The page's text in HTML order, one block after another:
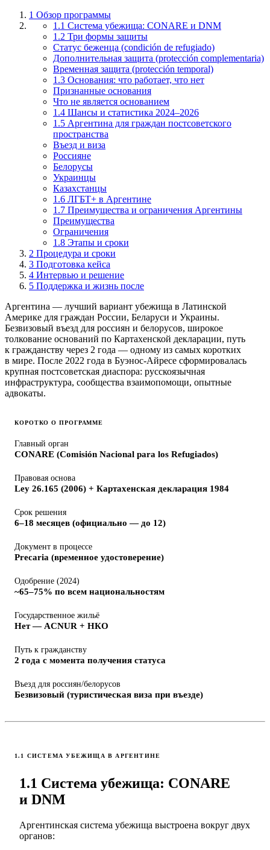
1 Обзор программы
1.1 Система убежища: CONARE и DNM
1.2 Три формы защиты
Статус беженца (condición de refugiado)
Дополнительная защита (protección complementaria)
Временная защита (protección temporal)
1.3 Основания: что работает, что нет
Признанные основания
Что не является основанием
1.4 Шансы и статистика 2024–2026
1.5 Аргентина для граждан постсоветского
пространства
Въезд и виза
Россияне
Белорусы
Украинцы
Казахстанцы
1.6 ЛГБТ+ в Аргентине
1.7 Преимущества и ограничения Аргентины
Преимущества
Ограничения
1.8 Этапы и сроки
2 Процедура и сроки
3 Подготовка кейса
4 Интервью и решение
5 Поддержка и жизнь после
Аргентина — лучший вариант убежища в Латинской
Америке для граждан России, Беларуси и Украины.
Безвизовый въезд для россиян и белорусов, широкое
толкование оснований по Картахенской декларации, путь
к гражданству через 2 года — одному из самых коротких
в мире. После 2022 года в Буэнос-Айресе сформировалась
крупная постсоветская диаспора: русскоязычная
инфраструктура, сообщества взаимопомощи, опытные
адвокаты.
КОРОТКО О ПРОГРАММЕ
Главный орган
CONARE (Comisión Nacional para los Refugiados)
Правовая основа
Ley 26.165 (2006) + Картахенская декларация 1984
Срок решения
6–18 месяцев (официально — до 12)
Документ в процессе
Precaria (временное удостоверение)
Одобрение (2024)
~65–75% по всем национальностям
Государственное жильё
Нет — ACNUR + НКО
Путь к гражданству
2 года с момента получения статуса
Въезд для россиян/белорусов
Безвизовый (туристическая виза при въезде)
1.1 СИСТЕМА УБЕЖИЩА В АРГЕНТИНЕ
1.1 Система убежища: CONARE
и DNM
Аргентинская система убежища выстроена вокруг двух
органов: